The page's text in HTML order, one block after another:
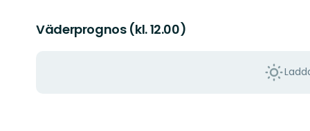
Väderprognos (kl. 12.00)